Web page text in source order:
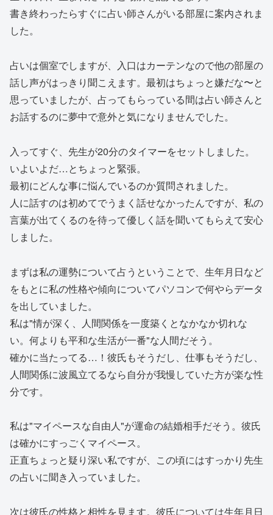
書き終わったらすぐに占い師さんがいる部屋に案内されま
した。
占いは個室でしますが、入口はカーテンなので他の部屋の
話し声がはっきり聞こえます。最初はちょっと嫌だな〜と
思っていましたが、占ってもらっている間は占い師さんと
お話するのに夢中で意外と気になりませんでした。
入ってすぐ、先生が20分のタイマーをセットしました。
いよいよだ…とちょっと緊張。
最初にどんな事に悩んでいるのか質問されました。
人に話すのは初めてでうまく話せなかったんですが、私の
言葉が出てくるのを待って優しく話を聞いてもらえて安心
しました。
まずは私の運勢について占うということで、生年月日など
をもとに私の性格や傾向についてパソコンで何やらデータ
を出していました。
私は"情が深く、人間関係を一度築くとなかなか切れな
い。何よりも平和な生活が一番"な人間だそう。
確かに当たってる…！彼氏もそうだし、仕事もそうだし、
人間関係に波風立てるなら自分が我慢していた方が楽な性
分です。
私は"マイペースな自由人"が運命の結婚相手だそう。彼氏
は確かにすっごくマイペース。
正直ちょっと疑り深い私ですが、この頃にはすっかり先生
の占いに聞き入っていました。
次は彼氏の性格と相性を見ます。彼氏については生年月日